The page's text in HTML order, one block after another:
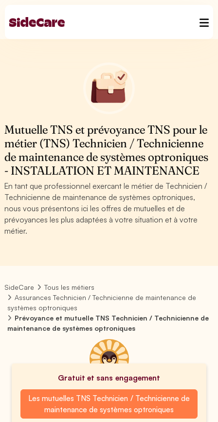
Mutuelle TNS et prévoyance TNS pour le
métier (TNS) Technicien / Technicienne
de maintenance de systèmes optroniques
- INSTALLATION ET MAINTENANCE
En tant que professionnel exercant le métier de Technicien /
Technicienne de maintenance de systèmes optroniques,
nous vous présentons ici les offres de mutuelles et de
prévoyances les plus adaptées à votre situation et à votre
métier.
SideCare
Tous les métiers
Assurances Technicien / Technicienne de maintenance de
systèmes optroniques
Prévoyance et mutuelle TNS Technicien / Technicienne de
maintenance de systèmes optroniques
Gratuit et sans engagement
Les mutuelles TNS Technicien / Technicienne de
maintenance de systèmes optroniques